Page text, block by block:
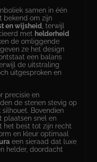
samen in één
bekend om zijn
en wijsheid , terwijl
met helderheid
de omliggende
ze het design
een balans
de uitstraling
uitgesproken en
precisie en
de stenen stevig op
Bovendien
plaatsen snel en
het best tot zijn recht
en kleur optimaal
een sieraad dat luxe
helder, doordacht